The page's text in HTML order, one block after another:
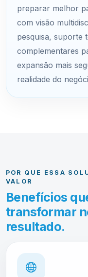
preparar melhor
com visão
pesquisa, suporte
complementares
expansão mais
realidade do
POR QUE ESSA
VALOR
Benefícios
transformar
resultado.